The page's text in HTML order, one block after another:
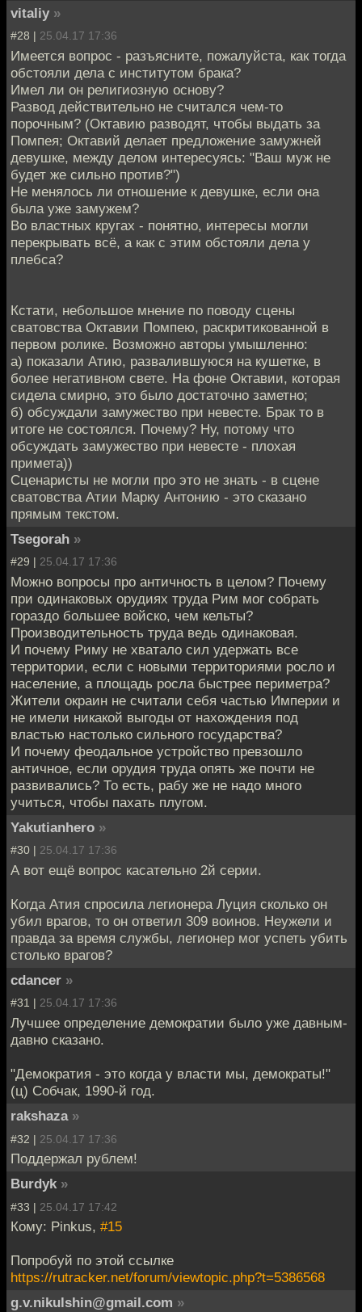
vitaliy »
#28 | 25.04.17 17:36
Имеется вопрос - разъясните, пожалуйста, как тогда
обстояли дела с институтом брака?
Имел ли он религиозную основу?
Развод действительно не считался чем-то
порочным? (Октавию разводят, чтобы выдать за
Помпея; Октавий делает предложение замужней
девушке, между делом интересуясь: "Ваш муж не
будет же сильно против?")
Не менялось ли отношение к девушке, если она
была уже замужем?
Во властных кругах - понятно, интересы могли
перекрывать всё, а как с этим обстояли дела у
плебса?
Кстати, небольшое мнение по поводу сцены
сватовства Октавии Помпею, раскритикованной в
первом ролике. Возможно авторы умышленно:
а) показали Атию, развалившуюся на кушетке, в
более негативном свете. На фоне Октавии, которая
сидела смирно, это было достаточно заметно;
б) обсуждали замужество при невесте. Брак то в
итоге не состоялся. Почему? Ну, потому что
обсуждать замужество при невесте - плохая
примета))
Сценаристы не могли про это не знать - в сцене
сватовства Атии Марку Антонию - это сказано
прямым текстом.
Tsegorah »
#29 | 25.04.17 17:36
Можно вопросы про античность в целом? Почему
при одинаковых орудиях труда Рим мог собрать
гораздо большее войско, чем кельты?
Производительность труда ведь одинаковая.
И почему Риму не хватало сил удержать все
территории, если с новыми территориями росло и
население, а площадь росла быстрее периметра?
Жители окраин не считали себя частью Империи и
не имели никакой выгоды от нахождения под
властью настолько сильного государства?
И почему феодальное устройство превзошло
античное, если орудия труда опять же почти не
развивались? То есть, рабу же не надо много
учиться, чтобы пахать плугом.
Yakutianhero »
#30 | 25.04.17 17:36
А вот ещё вопрос касательно 2й серии.
Когда Атия спросила легионера Луция сколько он
убил врагов, то он ответил 309 воинов. Неужели и
правда за время службы, легионер мог успеть убить
столько врагов?
cdancer »
#31 | 25.04.17 17:36
Лучшее определение демократии было уже давным-
давно сказано.
"Демократия - это когда у власти мы, демократы!"
(ц) Собчак, 1990-й год.
rakshaza »
#32 | 25.04.17 17:36
Поддержал рублем!
Burdyk »
#33 | 25.04.17 17:42
Кому: Pinkus, #15
Попробуй по этой ссылке
https://rutracker.net/forum/viewtopic.php?t=5386568
g.v.nikulshin@gmail.com »